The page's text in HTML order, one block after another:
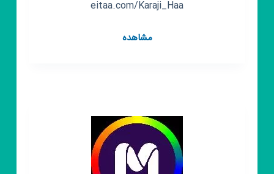
eitaa.com/Karaji_Haa
مشاهدهکانال
ها
خبر
فوری